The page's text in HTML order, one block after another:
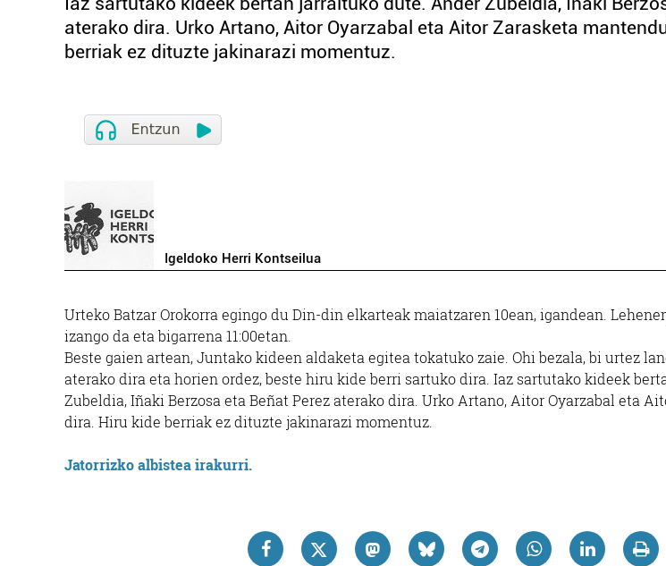
aterako dira. Urko Artano, Aitor Oyarzabal eta Aitor Zarasketa
berriak ez dituzte jakinarazi momentuz.
Igeldoko Herri Kontseilua
Urteko Batzar Orokorra egingo du Din-din elkarteak maia­tzaren 10ean, igandean.
izango da eta bigarrena 11:00etan.
Beste gaien artean, Juntako kideen aldaketa egitea tokatuko zaie. Ohi bezala, bi urtez
aterako dira eta horien ordez, beste hiru kide berri sartuko dira. Iaz sartutako kideek
Zubeldia, Iñaki Berzosa eta Beñat Perez aterako dira. Urko Artano, Aitor Oyarzabal eta
dira. Hiru kide berriak ez dituzte jakinarazi momentuz.
Jatorrizko albistea irakurri.